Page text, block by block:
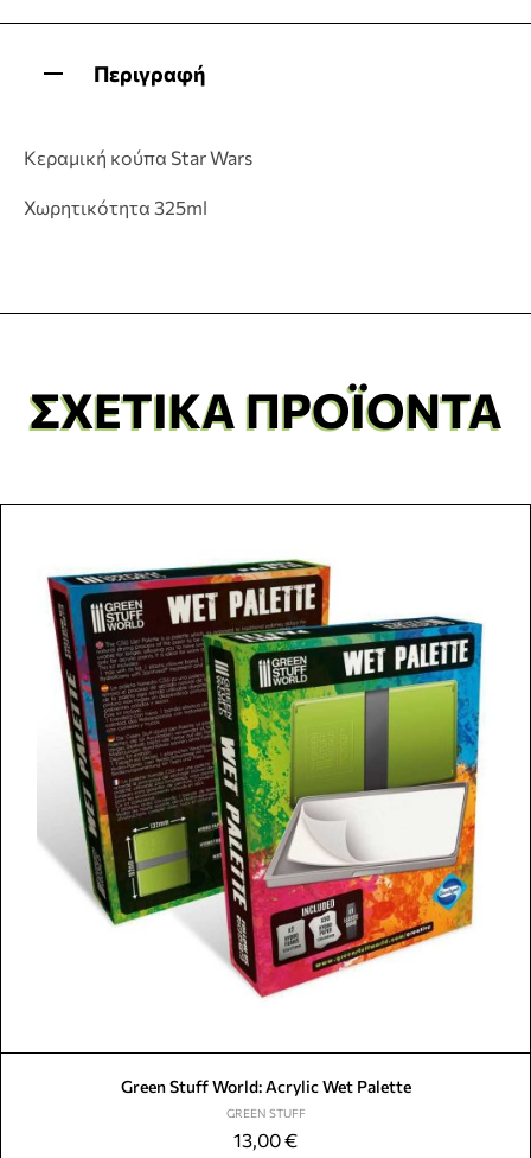
Περιγραφή
Κεραμική κούπα Star Wars
Χωρητικότητα 325ml
ΣΧΕΤΙΚΆ ΠΡΟΪΌΝΤΑ
Green Stuff World: Acrylic Wet Palette
GREEN STUFF
13,00€